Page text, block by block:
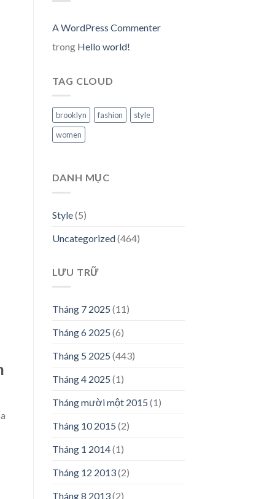
A WordPress Commenter
trong Hello world!
TAG CLOUD
brooklyn fashion
style
women
DANH MỤC
Style(5)
Uncategorized(464)
LƯU TRỮ
Tháng 7 2025 (11)
Tháng 6 2025 (6)
Tháng 5 2025 (443)
Tháng 4 2025 (1)
Tháng mười một 2015 (1)
Tháng 10 2015 (2)
Tháng 1 2014(1)
Tháng 12 2013(2)
Tháng 8 2013(2)